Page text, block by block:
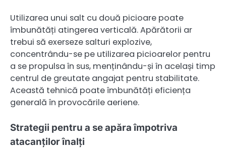
Utilizarea unui salt cu două picioare poate
îmbunătăți atingerea verticală. Apărătorii ar
trebui să exerseze salturi explozive,
concentrându-se pe utilizarea picioarelor pentru
a se propulsa în sus, menținându-și în același timp
centrul de greutate angajat pentru stabilitate.
Această tehnică poate îmbunătăți eficiența
generală în provocările aeriene.
Strategii pentru a se apăra împotriva
atacanților înalți